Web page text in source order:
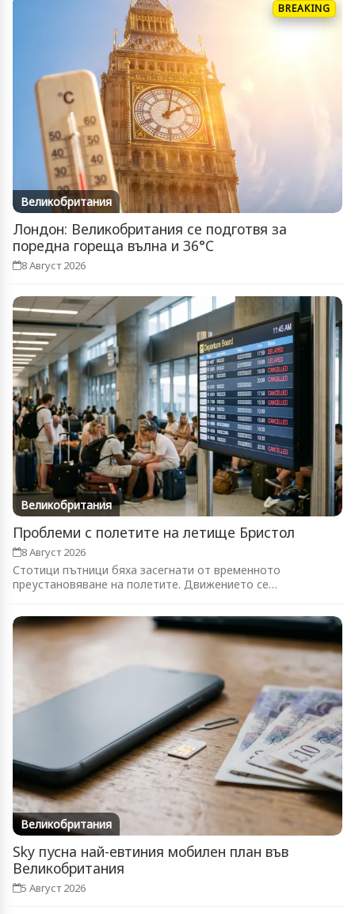
BREAKING
Великобритания
Лондон: Великобритания се подготвя за
поредна гореща вълна и 36°C
8 Август 2026
Великобритания
Проблеми с полетите на летище Бристол
8 Август 2026
Стотици пътници бяха засегнати от временното
преустановяване на полетите. Движението се
Великобритания
Sky пусна най-евтиния мобилен план във
Великобритания
5 Август 2026